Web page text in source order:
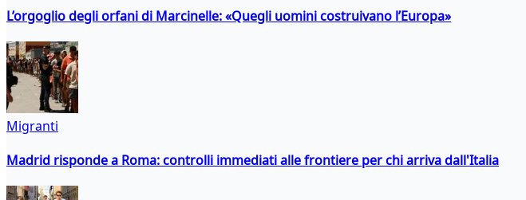
L’orgoglio degli orfani di Marcinelle: «Quegli uomini costruivano l’Europa»
Migranti
Madrid risponde a Roma: controlli immediati alle frontiere per chi arriva dall'Italia